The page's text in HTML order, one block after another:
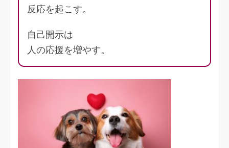
反応を起こす。
自己開示は
人の応援を増やす。